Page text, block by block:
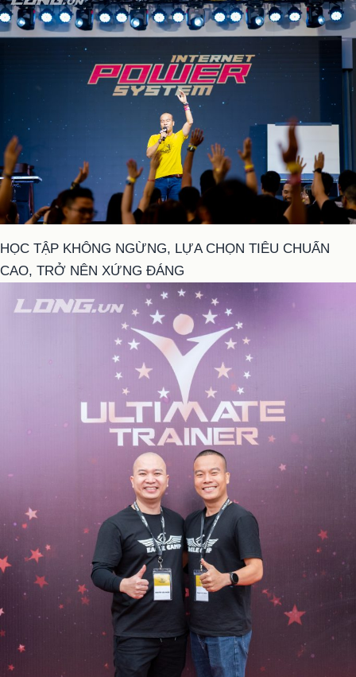
HỌC TẬP KHÔNG NGỪNG, LỰA CHỌN TIÊU CHUẨN
CAO, TRỞ NÊN XỨNG ĐÁNG